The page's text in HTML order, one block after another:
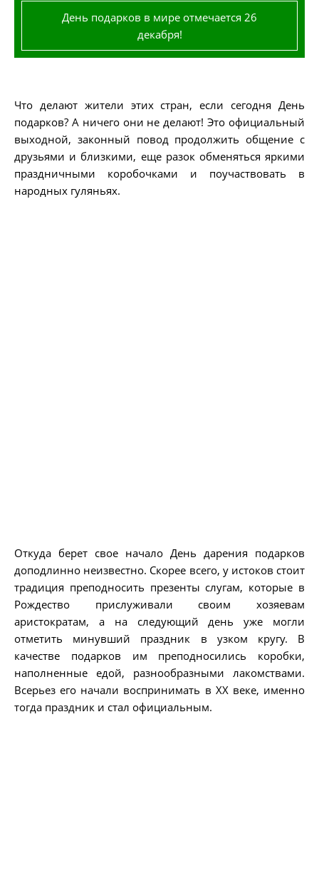
День подарков в мире отмечается 26
декабря!
Что делают жители этих стран, если сегодня День
подарков? А ничего они не делают! Это официальный
выходной, законный повод продолжить общение с
друзьями и близкими, еще разок обменяться яркими
праздничными коробочками и поучаствовать в
народных гуляньях.
Откуда берет свое начало День дарения подарков
доподлинно неизвестно. Скорее всего, у истоков стоит
традиция преподносить презенты слугам, которые в
Рождество прислуживали своим хозяевам
аристократам, а на следующий день уже могли
отметить минувший праздник в узком кругу. В
качестве подарков им преподносились коробки,
наполненные едой, разнообразными лакомствами.
Всерьез его начали воспринимать в XX веке, именно
тогда праздник и стал официальным.